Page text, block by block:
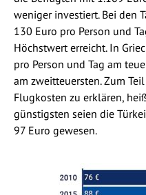
weniger investiert. Bei den
130 Euro pro Person und
Höchstwert erreicht. In
pro Person und Tag am
am zweitteuersten. Zum
Flugkosten zu erklären,
günstigsten seien die
97 Euro gewesen.